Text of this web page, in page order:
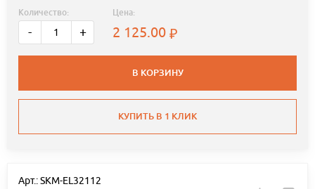
Количество:
- +
Цена:
2 125.00
В КОРЗИНУ
КУПИТЬ В 1 КЛИК
Арт.: SKM-EL32112